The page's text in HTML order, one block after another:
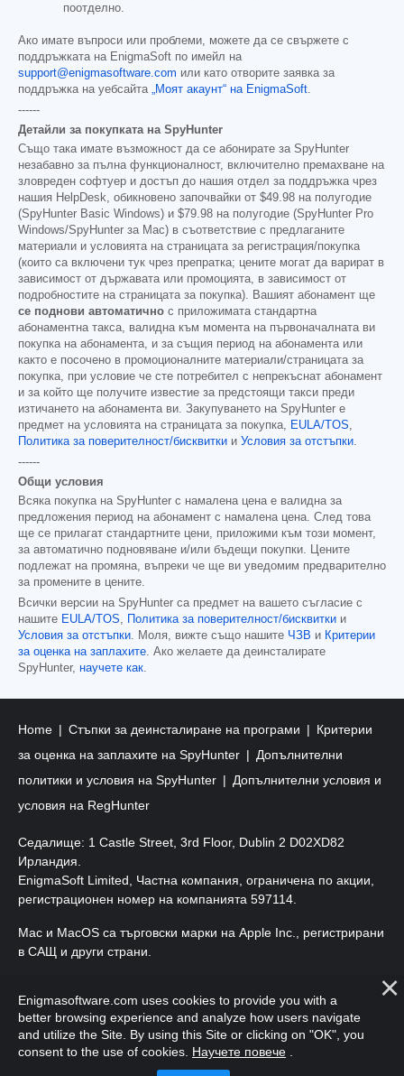
поотделно.
Ако имате въпроси или проблеми, можете да се свържете с
поддръжката на EnigmaSoft по имейл на
support@enigmasoftware.com или като отворите заявка за
поддръжка на уебсайта
„Моят акаунт“ на EnigmaSoft
------
Детайли за покупката на SpyHunter
Също така имате възможност да се абонирате за SpyHunter
незабавно за пълна функционалност, включително премахване на
зловреден софтуер и достъп до нашия отдел за поддръжка чрез
нашия HelpDesk, обикновено започвайки от $49.98 на полугодие
(SpyHunter Basic Windows) и $79.98 на полугодие (SpyHunter Pro
Windows/SpyHunter за Mac) в съответствие с предлаганите
материали и условията на страницата за регистрация/покупка
(които са включени тук чрез препратка; цените могат да варират в
зависимост от държавата или промоцията, в зависимост от
подробностите на страницата за покупка). Вашият абонамент ще
се поднови автоматично с приложимата стандартна
абонаментна такса, валидна към момента на първоначалната ви
покупка на абонамента, и за същия период на абонамента или
както е посочено в промоционалните материали/страницата за
покупка, при условие че сте потребител с непрекъснат абонамент
и за който ще получите известие за предстоящи такси преди
изтичането на абонамента ви. Закупуването на SpyHunter е
предмет на условията на страницата за покупка,
EULA/TOS
Политика за поверителност/бисквитки и Условия за отстъпки
------
Общи условия
Всяка покупка на SpyHunter с намалена цена е валидна за
предложения период на абонамент с намалена цена. След това
ще се прилагат стандартните цени, приложими към този момент,
за автоматично подновяване и/или бъдещи покупки. Цените
подлежат на промяна, въпреки че ще ви уведомим предварително
за промените в цените.
Всички версии на SpyHunter са предмет на вашето съгласие с
нашите EULA/TOS Политика за поверителност/бисквитки и
Условия за отстъпки . Моля, вижте също нашите ЧЗВ и Критерии
за оценка на заплахите . Ако желаете да деинсталирате
SpyHunter, научете как
Home Стъпки за деинсталиране на програми
Критерии
за оценка на заплахите на SpyHunter
Допълнителни
политики и условия на SpyHunter
Допълнителни условия и
условия на RegHunter
Седалище: 1 Castle Street, 3rd Floor, Dublin 2 D02XD82
Ирландия.
EnigmaSoft Limited, Частна компания, ограничена по акции,
регистрационен номер на компанията 597114.
Mac и MacOS са търговски марки на Apple Inc., регистрирани
в САЩ и други страни.
запазени.
Enigmasoftware.com uses cookies to provide you with a
better browsing experience and analyze how users navigate
and utilize the Site. By using this Site or clicking on "OK", you
consent to the use of cookies. Научете повече